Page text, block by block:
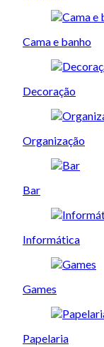
Cama e banho
Decoração
Organização
Bar
Informática
Games
Papelaria